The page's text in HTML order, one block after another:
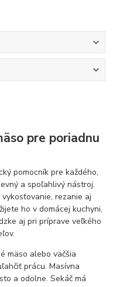
pre poriadnu
pomocník pre každého,
a spoľahlivý nástroj.
rezanie aj
ho v domácej kuchyni,
aj pri príprave veľkého
mäso alebo väčšia
prácu. Masívna
a odolne. Sekáč má